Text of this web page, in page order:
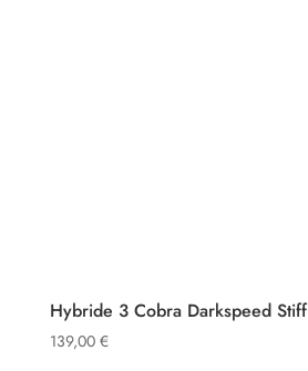
Hybride 3 Cobra Darkspeed Stiff
139,00 €